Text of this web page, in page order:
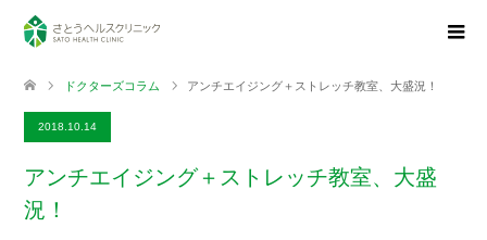
ドクターズコラム アンチエイジング＋ストレッチ教室、大盛況！
2018.10.14
アンチエイジング＋ストレッチ教室、大盛
況！